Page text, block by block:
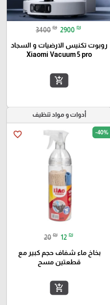
3400 ₪ 2900 ₪
روبوت تكنيس الارضيات و السجاد
Xiaomi Vacuum 5 pro
add_shopping_cart
أدوات و مواد تنظيف
favorite_border -40%
20 ₪ 12 ₪
بخاخ ماء شفاف حجم كبير مع
قطعتين مسح
add_shopping_cart